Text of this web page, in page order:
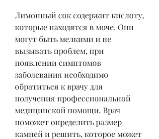
Лимонный сок содержит кислоту,
которые находятся в моче. Они
могут быть мелкими и не
вызывать проблем, при
появлении симптомов
заболевания необходимо
обратиться к врачу для
получения профессиональной
медицинской помощи. Врач
поможет определить размер
камней и решить, которое может